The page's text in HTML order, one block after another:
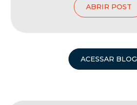
ABRIR POST
ACESSAR BLOG